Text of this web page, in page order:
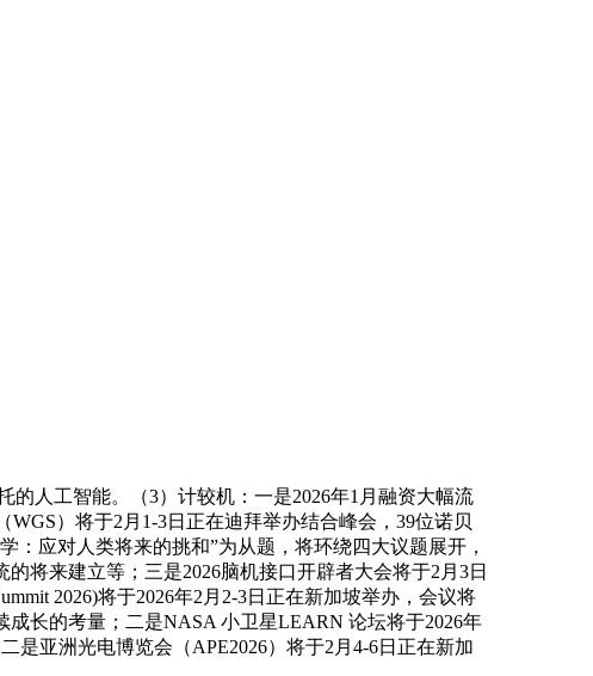
人工智能。（3）计较机：一是2026年1月融资大幅流
）将于2月1-3日正在迪拜举办结合峰会，39位诺贝
应对人类将来的挑和”为从题，将环绕四大议题展开，
将来建立等；三是2026脑机接口开辟者大会将于2月3日
2026)将于2026年2月2-3日正在新加坡举办，会议将
长的考量；二是NASA 小卫星LEARN 论坛将于2026年
是亚洲光电博览会（APE2026）将于2月4-6日正在新加